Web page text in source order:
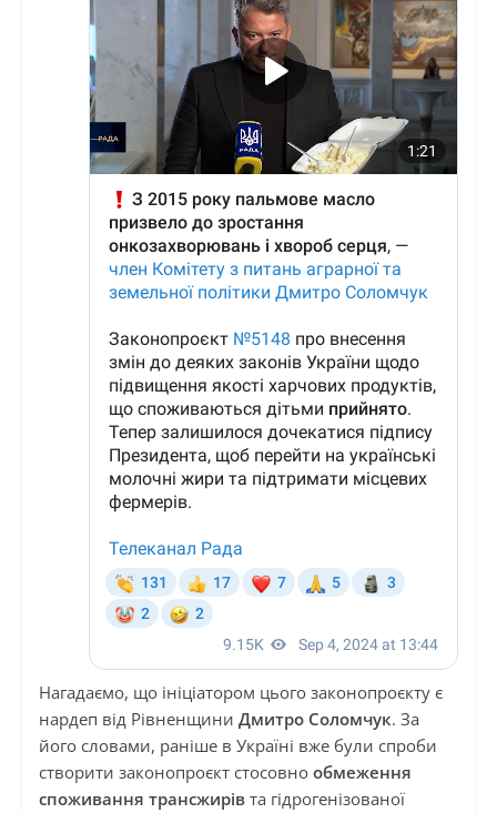
Нагадаємо, що ініціатором цього законопроєкту є
нардеп від Рівненщини Дмитро Соломчук. За
його словами, раніше в Україні вже були спроби
створити законопроєкт стосовно обмеження
споживання трансжирівта гідрогенізованої